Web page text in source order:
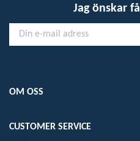
Jag önskar
OM OSS
CUSTOMER SERVICE